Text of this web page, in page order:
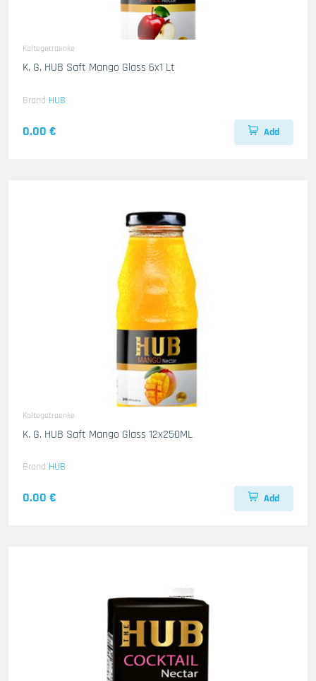
Kaltegetraenke
K. G. HUB Saft Mango Glass 6x1 Lt
Brand HUB
0.00 € Add
Kaltegetraenke
K. G. HUB Saft Mango Glass 12x250ML
Brand HUB
0.00 € Add